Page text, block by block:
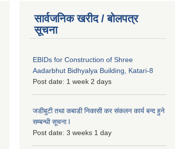
सार्वजनिक खरीद / बोलपत्र
सूचना
EBIDs for Construction of Shree
Aadarbhut Bidhyalya Building, Katari-8
Post date: 1 week 2 days
जडीबुटी तथा कबाडी निकासी कर संकलन कार्य बन्द हुने
सम्बन्धी सूचना l
Post date: 3 weeks 1 day